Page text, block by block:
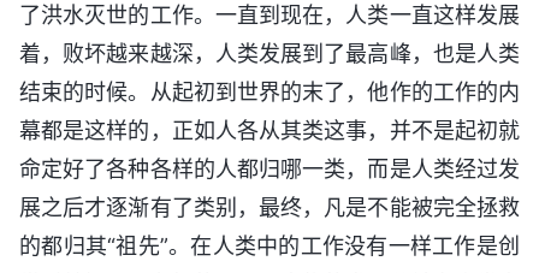
了洪水灭世的工作。一直到现在，人类一直这样发展
着，败坏越来越深，人类发展到了最高峰，也是人类
结束的时候。从起初到世界的末了，他作的工作的内
幕都是这样的，正如人各从其类这事，并不是起初就
命定好了各种各样的人都归哪一类，而是人类经过发
展之后才逐渐有了类别，最终，凡是不能被完全拯救
的都归其“祖先”。在人类中的工作没有一样工作是创